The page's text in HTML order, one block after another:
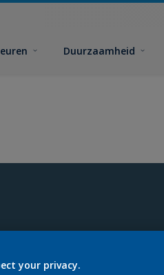
Duurzaamheid
your privacy.